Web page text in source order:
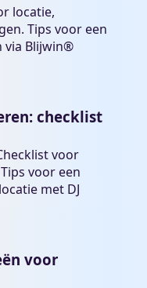
locatie,
Tips voor een
via Blijwin®
checklist
voor
voor een
met DJ
voor